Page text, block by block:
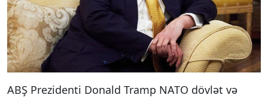
ABŞ Prezidenti Donald Tramp NATO dövlət və